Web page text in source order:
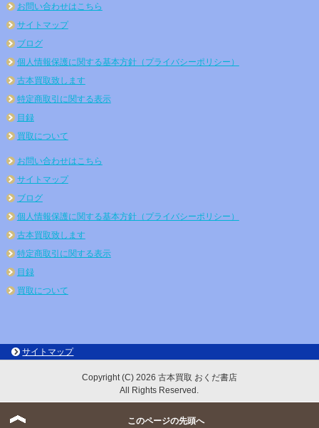
お問い合わせはこちら
サイトマップ
ブログ
個人情報保護に関する基本方針（プライバシーポリシー）
古本買取致します
特定商取引に関する表示
目録
買取について
お問い合わせはこちら
サイトマップ
ブログ
個人情報保護に関する基本方針（プライバシーポリシー）
古本買取致します
特定商取引に関する表示
目録
買取について
サイトマップ
Copyright (C) 2026 古本買取 おくだ書店
All Rights Reserved.
このページの先頭へ